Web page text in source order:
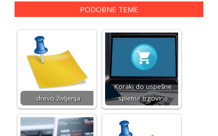
PODOBNE TEME
drevo življenja
Koraki do uspešne
spletne trgovine